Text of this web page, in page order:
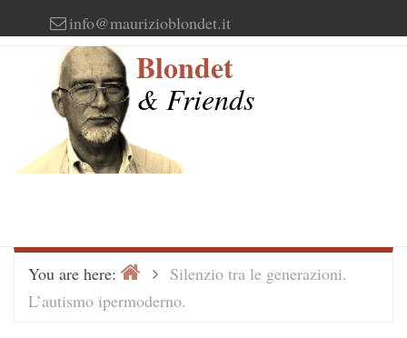
to
info@maurizioblondet.it
Blondet
& Friends
You are here: HomeSilenzio tra le generazioni.
L’autismo ipermoderno.